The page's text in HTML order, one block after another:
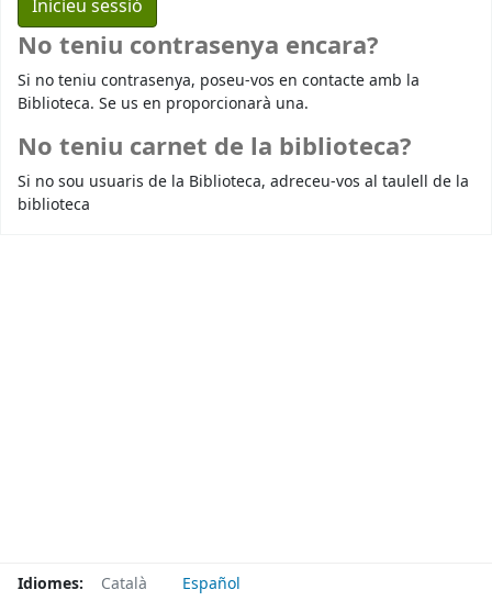
No teniu contrasenya encara?
Si no teniu contrasenya, poseu-vos en contacte amb la
Biblioteca. Se us en proporcionarà una.
No teniu carnet de la biblioteca?
Si no sou usuaris de la Biblioteca, adreceu-vos al taulell de la
biblioteca
Idiomes: Català Español